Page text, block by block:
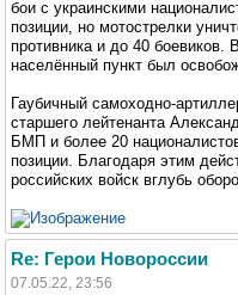
бои с украинскими
позиции, но мотострелки
противника и до 40 боевиков.
населённый пункт был
Гаубичный самоходно-
старшего лейтенанта
БМП и более 20
позиции. Благодаря этим
российских войск вглубь
Re: Герои Новороссии
07.05.22, 23:56